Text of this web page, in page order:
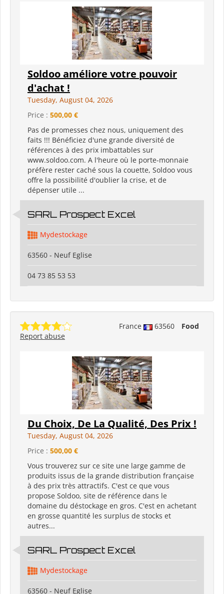
Soldoo améliore votre pouvoir
d'achat !
Tuesday, August 04, 2026
Price : 500,00 €
Pas de promesses chez nous, uniquement des
faits !!! Bénéficiez d'une grande diversité de
références à des prix imbattables sur
www.soldoo.com. A l'heure où le porte-monnaie
préfère rester caché sous la couette, Soldoo vous
offre la possibilité d'oublier la crise, et de
dépenser utile ...
SARL Prospect Excel
Mydestockage
63560 - Neuf Eglise
04 73 85 53 53
France 63560
Food
Report abuse
Du Choix, De La Qualité, Des Prix !
Tuesday, August 04, 2026
Price : 500,00 €
Vous trouverez sur ce site une large gamme de
produits issus de la grande distribution française
à des prix très attractifs. C'est ce que vous
propose Soldoo, site de référence dans le
domaine du déstockage en gros. C'est en achetant
en grosse quantité les surplus de stocks et
autres...
SARL Prospect Excel
Mydestockage
63560 - Neuf Eglise